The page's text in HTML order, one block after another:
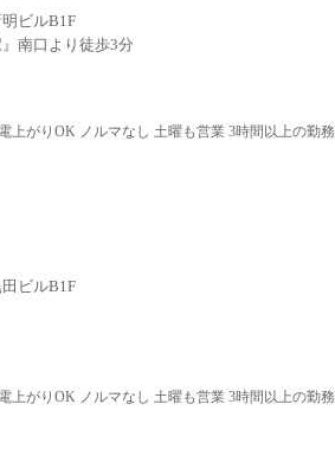
ビルB1F
南口より徒歩3分
上がりOK ノルマなし 土曜も営業 3時間以上の勤
ビルB1F
上がりOK ノルマなし 土曜も営業 3時間以上の勤